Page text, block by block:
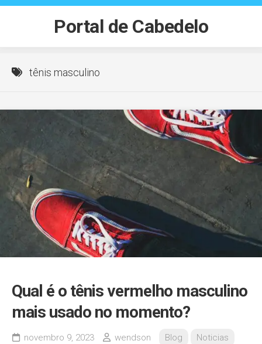
Skip
Portal de Cabedelo
tênis masculino
Qual é o tênis vermelho masculino
mais usado no momento?
novembro 9, 2023 wendson Blog Noticias